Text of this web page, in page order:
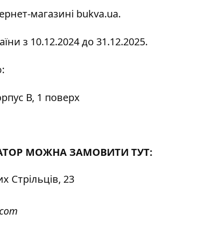
магазині bukva.ua.
з 10.12.2024 до 31.12.2025.
В, 1 поверх
МОЖНА ЗАМОВИТИ ТУТ:
Стрільців, 23